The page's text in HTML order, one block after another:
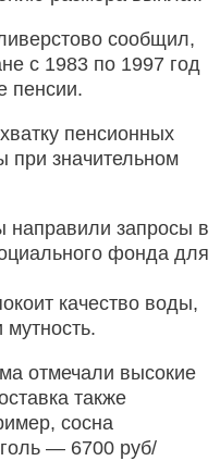
сообщил,
с 1983 по 1997 год
пенсии.
пенсионных
при значительном
направили запросы в
фонда для
качество воды,
мутность.
отмечали высокие
также
сосна
— 6700 руб/